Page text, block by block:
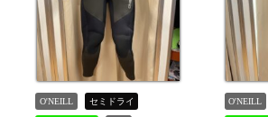
O'NEILL セミドライ O'NEILL